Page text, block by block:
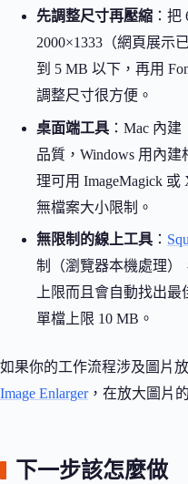
先調整尺寸再壓縮 ：
2000×1333（網頁展示
到 5 MB 以下，再用
調整尺寸很方便。
桌面端工具 ：Mac 內
品質，Windows 用內
理可用 ImageMagick 或
無檔案大小限制。
無限制的線上工具 ：
制（瀏覽器本機處理）
上限而且會自動找出最
單檔上限 10 MB。
如果你的工作流程涉及圖片
Image Enlarger，在放大圖片
下一步該怎麼做